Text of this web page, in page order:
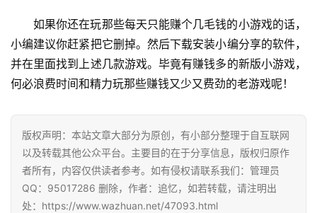
如果你还在玩那些每天只能赚个几毛钱的小游戏的话，
小编建议你赶紧把它删掉。然后下载安装小编分享的软件，
并在里面找到上述几款游戏。毕竟有赚钱多的新版小游戏，
何必浪费时间和精力玩那些赚钱又少又费劲的老游戏呢！​​​​
版权声明：本站文章大部分为原创，有小部分整理于自互联网
以及转载其他公众平台。主要目的在于分享信息，版权归原作
者所有，内容仅供读者参考。如有侵权请联系我们：管理员
QQ：95017286 删除，作者：追忆，如若转载，请注明出
处：https://www.wazhuan.net/47093.html